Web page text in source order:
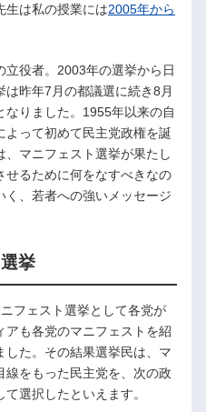
生は私の授業には2005年から
役者。2003年の選挙から日
昨年7月の都議選に続き8月
りました。1955年以来の自
よって初めて民主党政権を誕
マニフェスト選挙が果たし
せるために何をなすべきなの
、若者への強いメッセージ
挙
フェスト選挙として各党が
も各党のマニフェストを紹
た。その結果選挙民は、マ
線をもった民主党を、次の政
選択したといえます。